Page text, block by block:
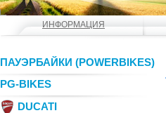
ИНФОРМАЦИЯ
ПАУЭРБАЙКИ (POWERBIKES)
PG-BIKES
DUCATI